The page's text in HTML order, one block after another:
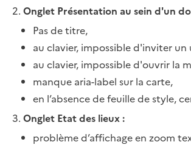
Onglet Présentation au sein d'un
Pas de titre,
au clavier, impossible d'inviter un
au clavier, impossible d'ouvrir la
manque aria-label sur la carte,
en l’absence de feuille de style,
Onglet Etat des lieux :
problème d’affichage en zoom